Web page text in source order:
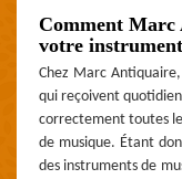
Comment Marc
votre
Chez Marc
qui reçoivent
correctement toutes
de musique. Étant
des instruments de